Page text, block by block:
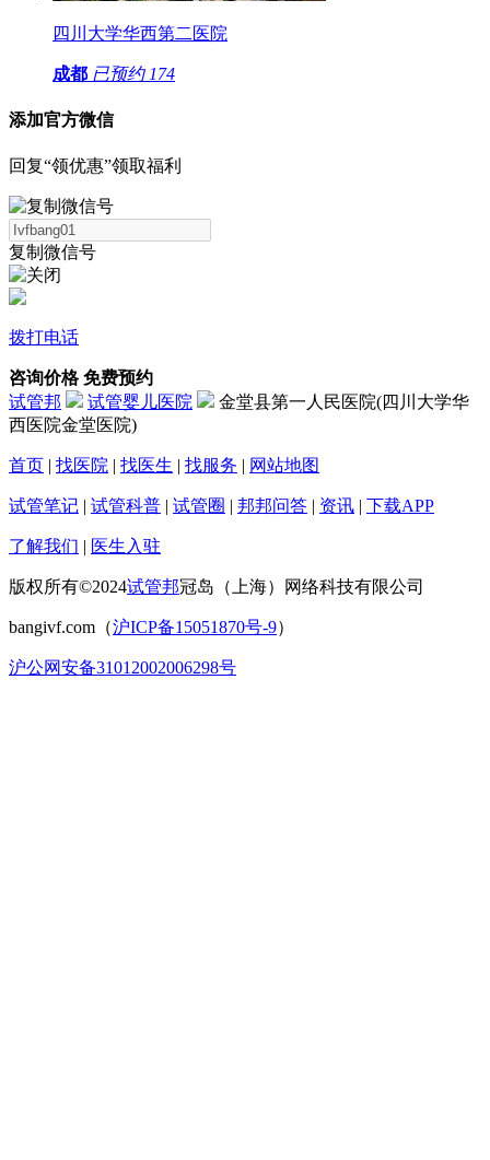
四川大学华西第二医院
成都 已预约 174
添加官方微信
回复“领优惠”领取福利
复制微信号
拨打电话
咨询价格 免费预约
试管邦
试管婴儿医院
金堂县第一人民医院(四川大学华
西医院金堂医院)
首页 | 找医院 | 找医生 | 找服务 | 网站地图
试管笔记 | 试管科普 | 试管圈 | 邦邦问答 | 资讯 | 下载APP
了解我们 | 医生入驻
版权所有©2024试管邦冠岛（上海）网络科技有限公司
bangivf.com（沪ICP备15051870号-9）
沪公网安备31012002006298号